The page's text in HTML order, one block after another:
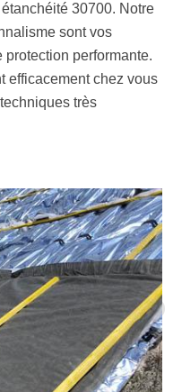
30700. Notre
sont vos
performante.
efficacement chez vous
très